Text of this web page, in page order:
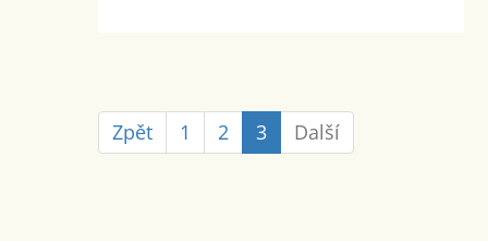
Zpět 1 2 3 Další